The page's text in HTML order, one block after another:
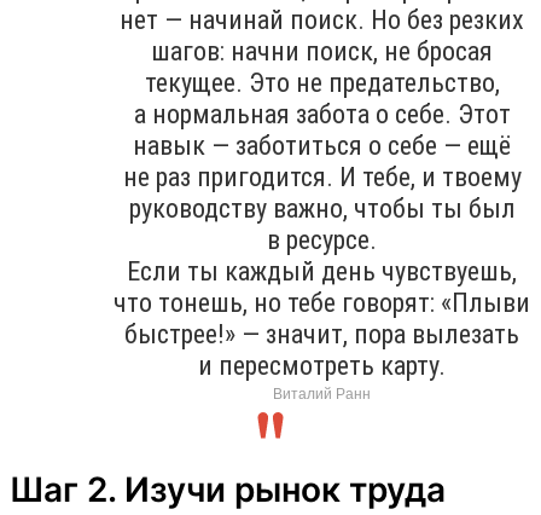
нет — начинай поиск. Но без резких
шагов: начни поиск, не бросая
текущее. Это не предательство,
а нормальная забота о себе. Этот
навык — заботиться о себе — ещё
не раз пригодится. И тебе, и твоему
руководству важно, чтобы ты был
в ресурсе.
Если ты каждый день чувствуешь,
что тонешь, но тебе говорят: «Плыви
быстрее!» — значит, пора вылезать
и пересмотреть карту.
Виталий Ранн
Шаг 2. Изучи рынок труда